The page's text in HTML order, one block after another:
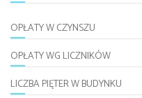
OPŁATY W CZYNSZU
OPŁATY WG LICZNIKÓW
LICZBA PIĘTER W BUDYNKU